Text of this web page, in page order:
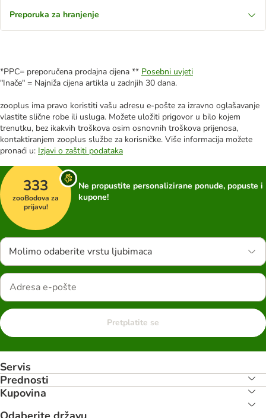
Preporuka za hranjenje
*PPC= preporučena prodajna cijena ** Posebni uvjeti
"Inače" = Najniža cijena artikla u zadnjih 30 dana.
zooplus ima pravo koristiti vašu adresu e-pošte za izravno oglašavanje
vlastite slične robe ili usluga. Možete uložiti prigovor u bilo kojem
trenutku, bez ikakvih troškova osim osnovnih troškova prijenosa,
kontaktiranjem zooplus službe za korisničke. Više informacija možete
pronaći u: Izjavi o zaštiti podataka
333
zooBodova za
prijavu!
Ne propustite personalizirane ponude, popuste i
kupone!
Molimo odaberite vrstu ljubimaca
Pretplatite se
Servis
Prednosti
Kupovina